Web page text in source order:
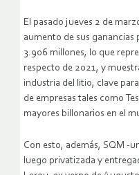
El pasado jueves 2 de
aumento de sus ganancias
3.906 millones, lo que
respecto de 2021, y
industria del litio, clave
de empresas tales como
mayores billonarios en el
Con esto, además, SQM -
luego privatizada y